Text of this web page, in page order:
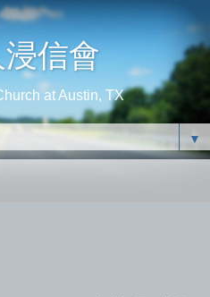
信會
at Austin, TX
▼